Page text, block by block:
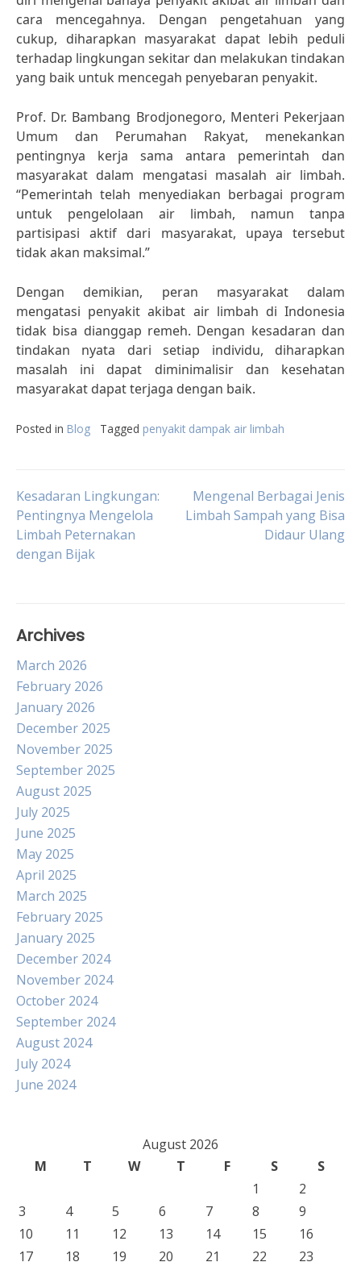
cara mencegahnya. Dengan pengetahuan yang
cukup, diharapkan masyarakat dapat lebih peduli
terhadap lingkungan sekitar dan melakukan tindakan
yang baik untuk mencegah penyebaran penyakit.
Prof. Dr. Bambang Brodjonegoro, Menteri Pekerjaan
Umum dan Perumahan Rakyat, menekankan
pentingnya kerja sama antara pemerintah dan
masyarakat dalam mengatasi masalah air limbah.
“Pemerintah telah menyediakan berbagai program
untuk pengelolaan air limbah, namun tanpa
partisipasi aktif dari masyarakat, upaya tersebut
tidak akan maksimal.”
Dengan demikian, peran masyarakat dalam
mengatasi penyakit akibat air limbah di Indonesia
tidak bisa dianggap remeh. Dengan kesadaran dan
tindakan nyata dari setiap individu, diharapkan
masalah ini dapat diminimalisir dan kesehatan
masyarakat dapat terjaga dengan baik.
Posted in Blog Tagged penyakit dampak air limbah
Post
navigation
Kesadaran Lingkungan:
Pentingnya Mengelola
Limbah Peternakan
dengan Bijak
Mengenal Berbagai Jenis
Limbah Sampah yang Bisa
Didaur Ulang
Archives
March 2026
February 2026
January 2026
December 2025
November 2025
September 2025
August 2025
July 2025
June 2025
May 2025
April 2025
March 2025
February 2025
January 2025
December 2024
November 2024
October 2024
September 2024
August 2024
July 2024
June 2024
August 2026
M
T W T F S
S
1
2
3
4 5 6 7 8
9
10
11 12 13 14 15
16
17
18 19 20 21 22 23